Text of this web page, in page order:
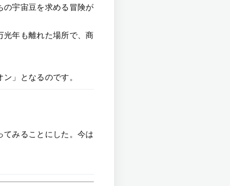
の宇宙豆を求める冒険が
年も離れた場所で、商
」となるのです。
みることにした。今は